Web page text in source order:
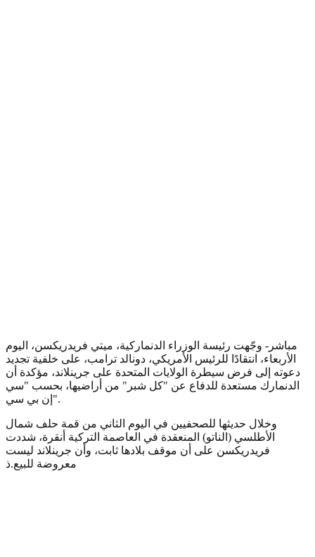
مباشر- وجّهت رئيسة الوزراء الدنماركية، ميتي فريدريكسن، اليوم
الأربعاء، انتقادًا للرئيس الأمريكي، دونالد ترامب، على خلفية تجديد
دعوته إلى فرض سيطرة الولايات المتحدة على جرينلاند، مؤكدة أن
الدنمارك مستعدة للدفاع عن "كل شبر" من أراضيها، بحسب "سي
إن بي سي".
وخلال حديثها للصحفيين في اليوم الثاني من قمة حلف شمال
الأطلسي (الناتو) المنعقدة في العاصمة التركية أنقرة، شددت
فريدريكسن على أن موقف بلادها ثابت، وأن جرينلاند ليست
معروضة للبيع.ذ